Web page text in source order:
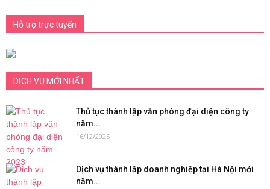
Hỗ trợ trực tuyến
DỊCH VỤ MỚI NHẤT
Thủ tục thành lập văn phòng đại diện công ty
năm...
16/12/2025
Dịch vụ thành lập doanh nghiệp tại Hà Nội mới
năm...